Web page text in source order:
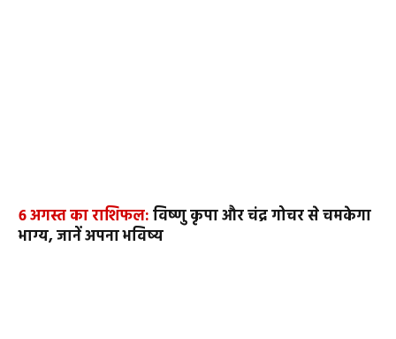
6 अगस्त का राशिफल:विष्णु कृपा और चंद्र गोचर से चमकेगा
भाग्य, जानें अपना भविष्य